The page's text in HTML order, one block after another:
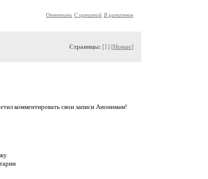
Ответить С цитатой В цитатник
Страницы: [1] [Новые]
комментировать свои записи Анонимам!